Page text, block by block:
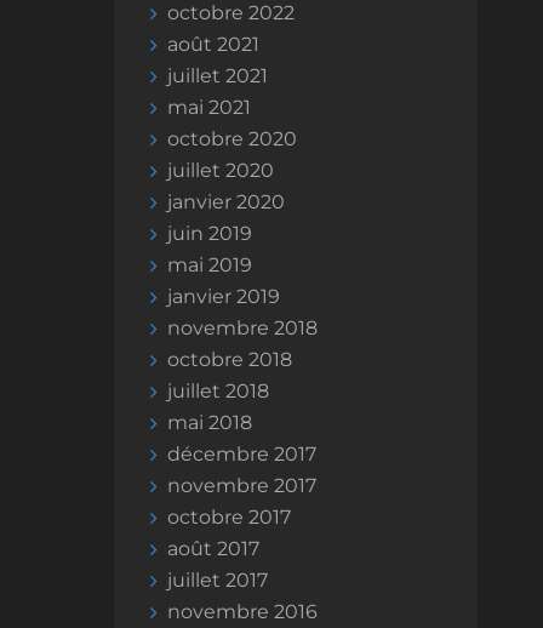
octobre 2022
août 2021
juillet 2021
mai 2021
octobre 2020
juillet 2020
janvier 2020
juin 2019
mai 2019
janvier 2019
novembre 2018
octobre 2018
juillet 2018
mai 2018
décembre 2017
novembre 2017
octobre 2017
août 2017
juillet 2017
novembre 2016